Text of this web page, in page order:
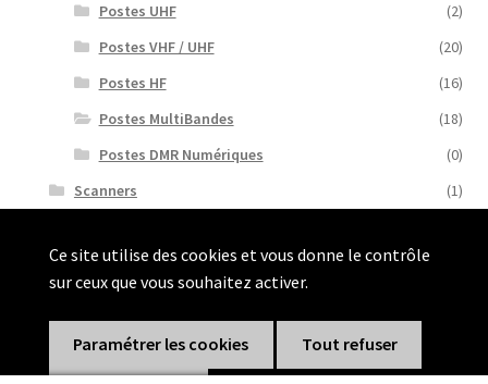
Postes UHF
(2)
Postes VHF / UHF
(20)
Postes HF
(16)
Postes MultiBandes
(18)
Postes DMR Numériques
(0)
Scanners
(1)
Antennes
Offres Spéciales
Par Secteur Activité
Ce site utilise des cookies et vous donne le contrôle
sur ceux que vous souhaitez activer.
Paramétrer les cookies Tout refuser